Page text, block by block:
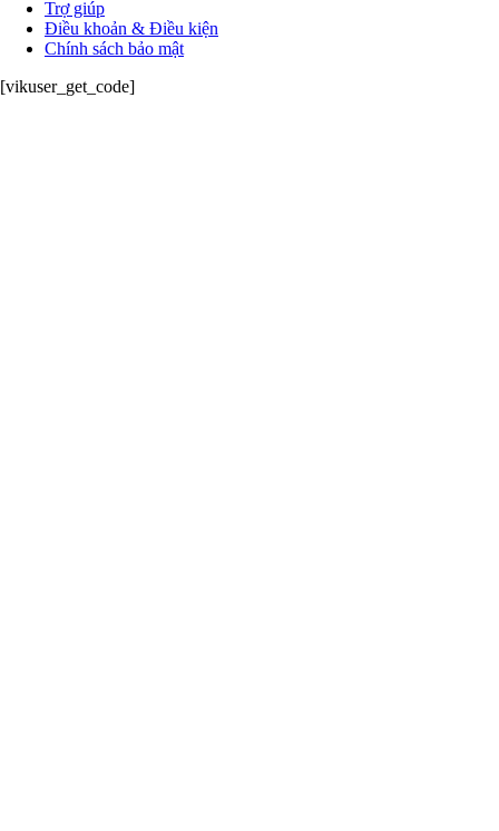
Trợ giúp
Điều khoản & Điều kiện
Chính sách bảo mật
[vikuser_get_code]